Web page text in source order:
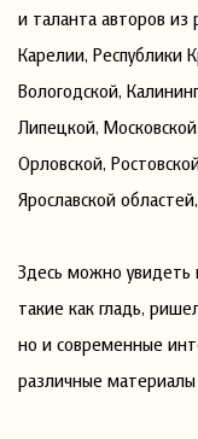
и таланта авторов из
Карелии, Республики
Вологодской,
Липецкой,
Орловской,
Ярославской
Здесь можно
такие как гладь,
но и современные
различные